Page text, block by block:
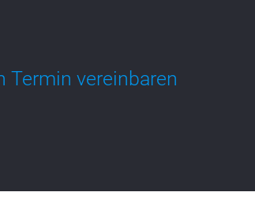
Termin vereinbaren